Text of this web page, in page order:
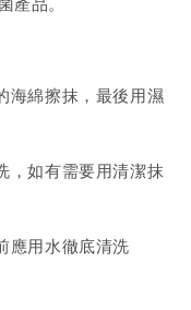
海綿擦抹，最後用濕
，如有需要用清潔抹
應用水徹底清洗